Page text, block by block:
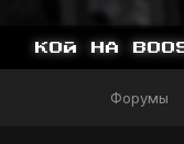
Форумы